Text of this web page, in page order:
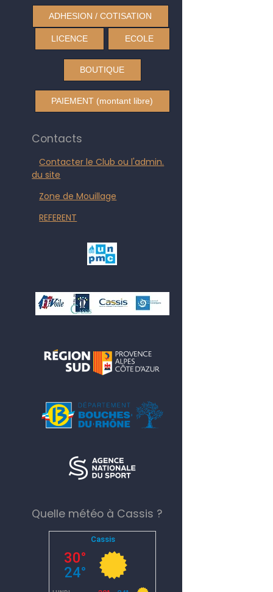
ADHESION / COTISATION
LICENCE ECOLE
BOUTIQUE
PAIEMENT (montant libre)
Contacts
Contacter le Club ou l'admin.
du site
Zone de Mouillage
REFERENT
Quelle météo à Cassis ?